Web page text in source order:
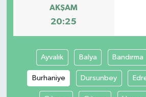
AKŞAM
20:25
Ayvalık Balya Bandırma
Burhaniye Dursunbey